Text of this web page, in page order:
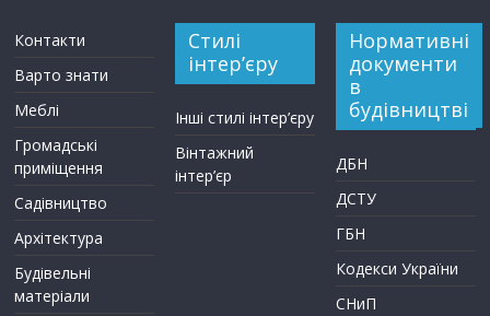
Контакти
Варто знати
Меблі
Громадські
приміщення
Садівництво
Архітектура
Будівельні
матеріали
Стилі
інтер’єру
Інші стилі інтер’єру
Вінтажний
інтер’єр
Нормативні
документи
в
будівництві
ДБН
ДСТУ
ГБН
Кодекси України
СНиП